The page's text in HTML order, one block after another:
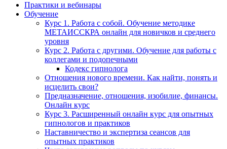
Практики и вебинары
Обучение
Курс 1. Работа с собой. Обучение методике
МЕТАИССКРА онлайн для новичков и среднего
уровня
Курс 2. Работа с другими. Обучение для работы с
коллегами и подопечными
Кодекс гипнолога
Отношения нового времени. Как найти, понять и
исцелить свои?
Предназначение, отношения, изобилие, финансы.
Онлайн курс
Курс 3. Расширенный онлайн курс для опытных
гипнологов и практиков
Наставничество и экспертиза сеансов для
опытных практиков